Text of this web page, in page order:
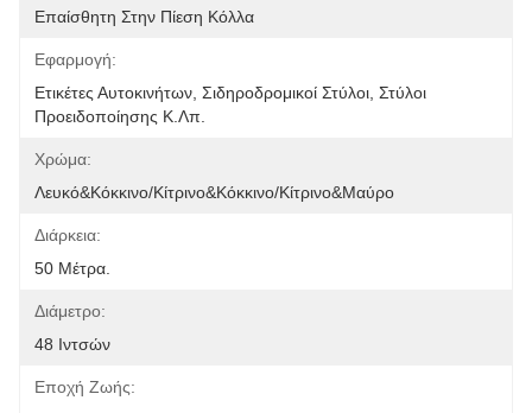
Επαίσθητη Στην Πίεση Κόλλα
Εφαρμογή:
Ετικέτες Αυτοκινήτων, Σιδηροδρομικοί Στύλοι, Στύλοι
Προειδοποίησης Κ.λπ.
Χρώμα:
Λευκό&Κόκκινο/κίτρινο&κόκκινο/κίτρινο&μαύρο
Διάρκεια:
50 Μέτρα.
Διάμετρο:
48 Ιντσών
Εποχή Ζωής: